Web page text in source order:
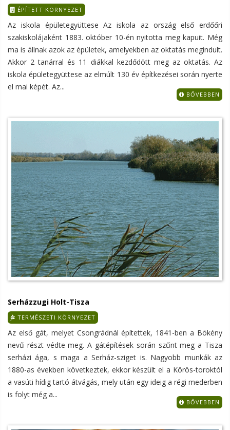
ÉPÍTETT KÖRNYEZET
Az iskola épületegyüttese Az iskola az ország első erdőőri
szakiskolájaként 1883. október 10-én nyitotta meg kapuit. Még
ma is állnak azok az épületek, amelyekben az oktatás megindult.
Akkor 2 tanárral és 11 diákkal kezdődött meg az oktatás. Az
iskola épületegyüttese az elmúlt 130 év építkezései során nyerte
el mai képét. Az...
BŐVEBBEN
Serházzugi Holt-Tisza
TERMÉSZETI KÖRNYEZET
Az első gát, melyet Csongrádnál építettek, 1841-ben a Bökény
nevű részt védte meg. A gátépítések során szűnt meg a Tisza
serházi ága, s maga a Serház-sziget is. Nagyobb munkák az
1880-as években következtek, ekkor készült el a Körös-toroktól
a vasúti hídig tartó átvágás, mely után egy ideig a régi mederben
is folyt még a...
BŐVEBBEN